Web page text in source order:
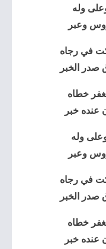
وله
وعبر
في رجاه
الخبر
خطاه
عنده خبر
وله
وعبر
في رجاه
الخبر
خطاه
عنده خبر